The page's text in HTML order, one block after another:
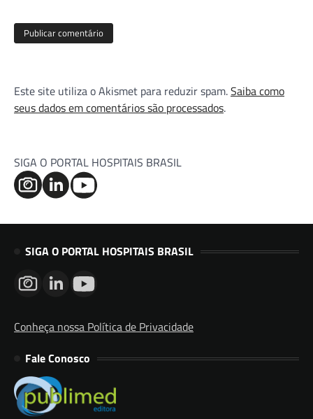
Este site utiliza o Akismet para reduzir spam.Saiba como
seus dados em comentários são processados.
SIGA O PORTAL HOSPITAIS BRASIL
SIGA O PORTAL HOSPITAIS BRASIL
Conheça nossa Política de Privacidade
Fale Conosco